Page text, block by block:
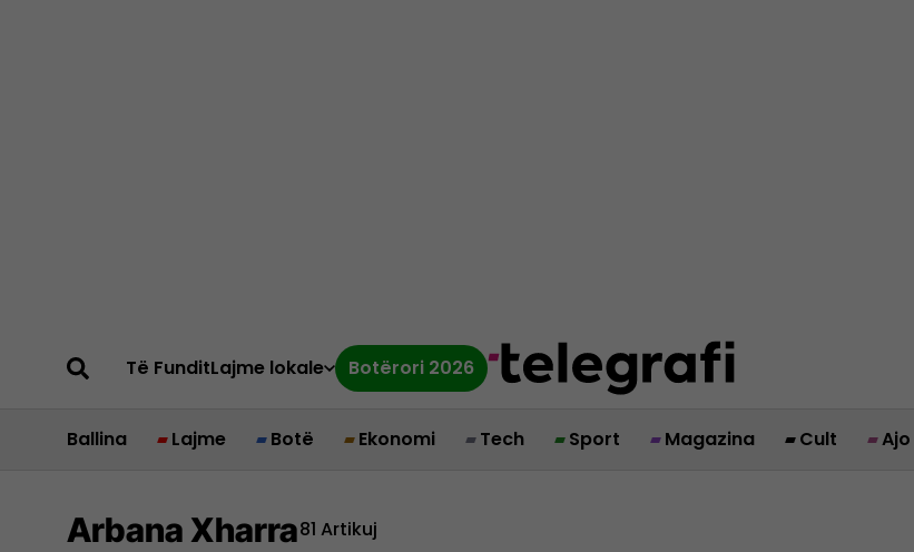
Të FunditLajme lokale Botërori 2026
Ballina Lajme Botë Ekonomi Tech Sport Magazina Cult Ajo
Arbana Xharra81 Artikuj